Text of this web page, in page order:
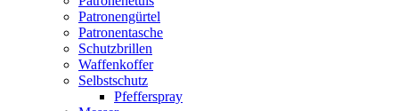
Patronengürtel
Patronentasche
Schutzbrillen
Waffenkoffer
Selbstschutz
Pfefferspray